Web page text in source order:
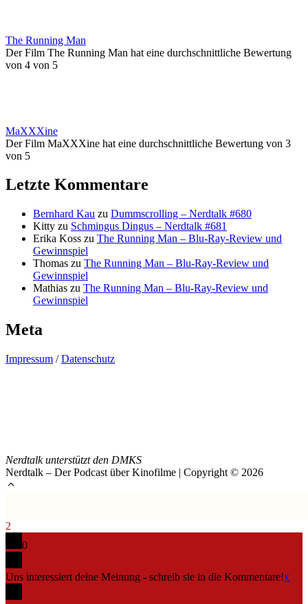
The Running Man
Der Film The Running Man hat eine durchschnittliche Bewertung
von 4 von 5
MaXXXine
Der Film MaXXXine hat eine durchschnittliche Bewertung von 3
von 5
Letzte Kommentare
Bernhard Kau zu Dummscrolling – Nerdtalk #680
Kitty zu Schmingus Dingus – Nerdtalk #681
Erika Koss zu The Running Man – Blu-Ray-Review und
Gewinnspiel
Thomas zu The Running Man – Blu-Ray-Review und
Gewinnspiel
Mathias zu The Running Man – Blu-Ray-Review und
Gewinnspiel
Meta
Impressum /Datenschutz
Nerdtalk unterstützt den DMKS
Nerdtalk – Der Podcast über Kinofilme | Copyright © 2026
2
0
Uns interessiert deine Meinung - schreib sie in die Kommentare!x